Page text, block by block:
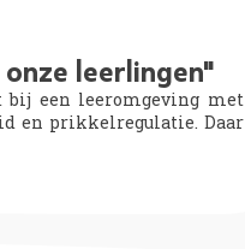
leerlingen"
bij een leeromgeving met
en prikkelregulatie. Daar